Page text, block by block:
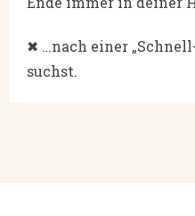
✖ …nach einer
suchst.